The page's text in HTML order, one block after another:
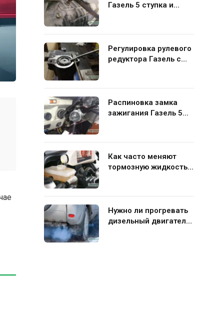
Газель 5 ступка и
Регулировка рулевого
редуктора Газель с
Распиновка замка
зажигания Газель 5
Как часто меняют
тормозную жидкость в
Нужно ли прогревать
дизельный двигатель